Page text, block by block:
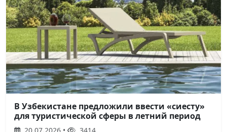
В Узбекистане предложили ввести «сиесту»
для туристической сферы в летний период